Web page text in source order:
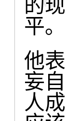
的
平。
他
妄
人